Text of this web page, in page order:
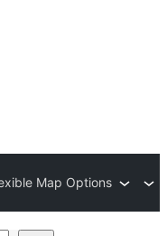
Map Options